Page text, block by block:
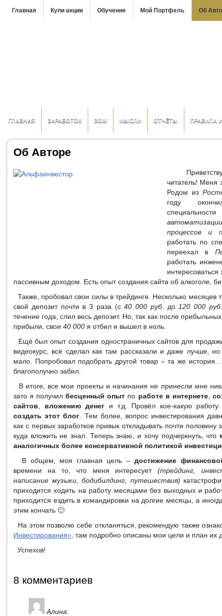
Главная Купи акции Обучение Мой Портфель Об
ГЛАВНАЯ ЗАРАБОТОК ЗОЖ МЫСЛИ ОТЧЁТЫ ПРАВИЛА
Об Авторе
читатель! Меня
Родом из
году
процессов и
работать по
переехал в
работать
пассивным доходом. Есть опыт создания сайта об алкоголе,
Также, пробовал свои силы в трейдинге. Несколько месяцев
свой депозит почти в 3 раза (с40 000 руб. до 120 000 руб
течение года, слил весь депозит. Но, так как после
прибыли, свои 40 000 я отбил и вышел в ноль.
Ещё был опыт создания одностраничных сайтов для
видеокурс, всё сделал как там рассказали и даже лучше, но
мало. Попробовал подобрать другой товар – та же
благополучно забил.
В итоге, все мои проекты и начинания не принесли мне
зато я получилбесценный опыт по работе в интернете,
сайтов
вложению денег и т.д. Провёл кое-какую
создать этот блог . Тем более, вопрос инвестирования
как с первых заработков привык откладывать почти половину
куда вложить не знал. Теперь знаю, и хочу подчеркнуть, что
аналогичных более консервативной политикой
В общем, моя главная цель – достижение
времени на то, что меня интересует(трейдинг,
написание музыки, бодибилдинг, путешествия)
приходится ходить на работу месяцами без выходных и
приходится ездить в командировки на долгие месяцы, а
этим кончать 🙂
На этом позволю себе откланяться, рекомендую также
Инвестирования» , там подробно описаны мои цели и план их
Успехов!
8 комментариев
Алина: